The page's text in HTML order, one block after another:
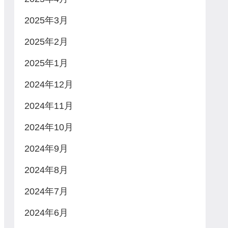
2025年3月
2025年2月
2025年1月
2024年12月
2024年11月
2024年10月
2024年9月
2024年8月
2024年7月
2024年6月